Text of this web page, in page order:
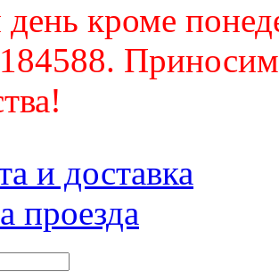
кроме
Приносим
и доставка
проезда